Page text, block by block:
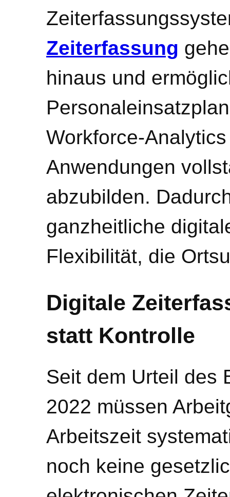
Zeiterfassung
hinaus und
Workforce-
Anwendungen
abzubilden.
ganzheitliche
Flexibilität, die
Digitale
statt Kontrolle
Seit dem Urteil des
2022 müssen
Arbeitszeit
noch keine